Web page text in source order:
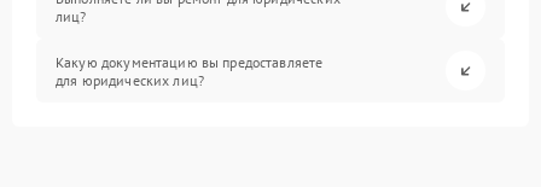
лиц?
Какую документацию вы предоставляете
для юридических лиц?